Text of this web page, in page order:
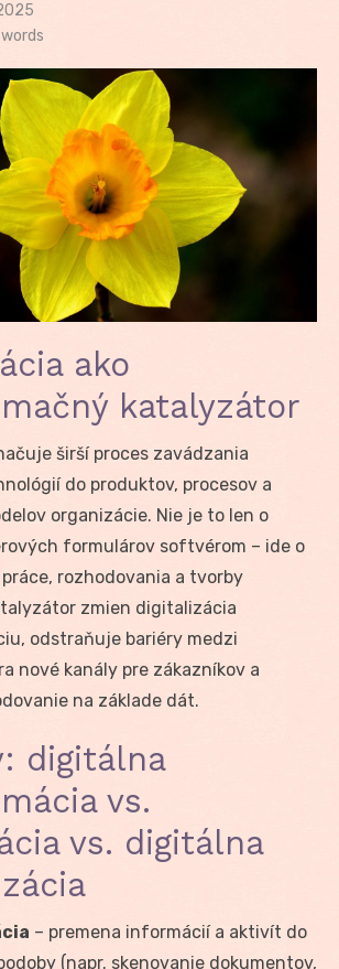
words
ako
katalyzátor
širší proces zavádzania
do produktov, procesov a
organizácie. Nie je to len o
formulárov softvérom – ide o
rozhodovania a tvorby
zmien digitalizácia
odstraňuje bariéry medzi
nové kanály pre zákazníkov a
na základe dát.
digitálna
vs.
vs. digitálna
– premena informácií a aktivít do
(napr. skenovanie dokumentov,